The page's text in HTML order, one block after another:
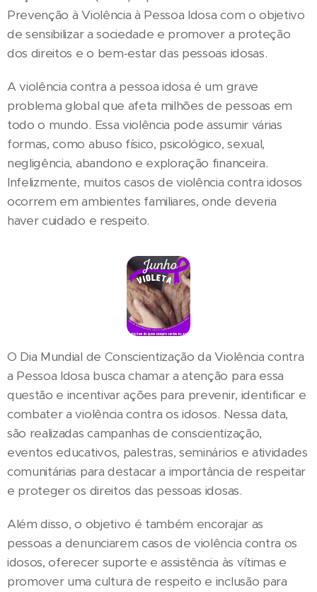
Prevenção à Violência à Pessoa Idosa com o objetivo
de sensibilizar a sociedade e promover a proteção
dos direitos e o bem-estar das pessoas idosas.
A violência contra a pessoa idosa é um grave
problema global que afeta milhões de pessoas em
todo o mundo. Essa violência pode assumir várias
formas, como abuso físico, psicológico, sexual,
negligência, abandono e exploração financeira.
Infelizmente, muitos casos de violência contra idosos
ocorrem em ambientes familiares, onde deveria
haver cuidado e respeito.
O Dia Mundial de Conscientização da Violência contra
a Pessoa Idosa busca chamar a atenção para essa
questão e incentivar ações para prevenir, identificar e
combater a violência contra os idosos. Nessa data,
são realizadas campanhas de conscientização,
eventos educativos, palestras, seminários e atividades
comunitárias para destacar a importância de respeitar
e proteger os direitos das pessoas idosas.
Além disso, o objetivo é também encorajar as
pessoas a denunciarem casos de violência contra os
idosos, oferecer suporte e assistência às vítimas e
promover uma cultura de respeito e inclusão para